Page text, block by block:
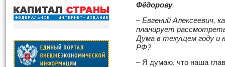
Фёдорову.
–Евгений Алексеевич,
планирует
Дума в текущем году и
РФ?
– Я думаю, что наша